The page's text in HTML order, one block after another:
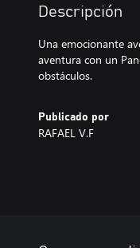
Descripción
Una emocionante
aventura con un
obstáculos.
Publicado por
RAFAEL V.F